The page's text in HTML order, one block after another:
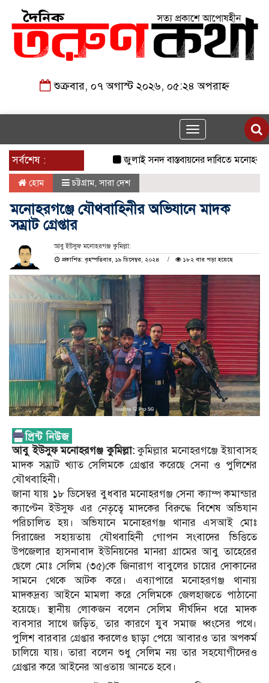
শুক্রবার, ০৭ অগাস্ট ২০২৬, ০৫:২৪ অপরাহ্ন
Toggle
navigation
সর্বশেষ :
জুলাই সনদ বাস্তবায়নের দাবিতে মনোহরগঞ্জে
হোম চট্টগ্রাম,সারা দেশ
মনোহরগঞ্জে যৌথবাহিনীর অভিযানে মাদক
সম্রাট গ্রেপ্তার
আবু ইউসুফ মনোহরগঞ্জ কুমিল্লা:
প্রকাশিত: বৃহস্পতিবার, ১৯ ডিসেম্বর, ২০২৪
১৮২ বার পড়া হয়েছে
আবু ইউসুফ মনোহরগঞ্জ কুমিল্লা:কুমিল্লার মনোহরগঞ্জে ইয়াবাসহ
মাদক সম্রাট খ্যাত সেলিমকে গ্রেপ্তার করেছে সেনা ও পুলিশের
যৌথবাহিনী।
জানা যায় ১৮ ডিসেম্বর বুধবার মনোহরগঞ্জ সেনা ক্যাম্প কমান্ডার
ক্যাপ্টেন ইউসুফ এর নেতৃত্বে মাদকের বিরুদ্ধে বিশেষ অভিযান
পরিচালিত হয়। অভিযানে মনোহরগঞ্জ থানার এসআই মোঃ
সিরাজের সহায়তায় যৌথবাহিনী গোপন সংবাদের ভিত্তিতে
উপজেলার হাসনাবাদ ইউনিয়নের মানরা গ্রামের আবু তাহেরের
ছেলে মোঃ সেলিম (৩৫)কে জিনারাগ বাবুলের চায়ের দোকানের
সামনে থেকে আটক করে। এব্যাপারে মনোহরগঞ্জ থানায়
মাদকদ্রব্য আইনে মামলা করে সেলিমকে জেলহাজতে পাঠানো
হয়েছে। স্থানীয় লোকজন বলেন সেলিম দীর্ঘদিন ধরে মাদক
ব্যবসার সাথে জড়িত, তার কারণে যুব সমাজ ধ্বংসের পথে।
পুলিশ বারবার গ্রেপ্তার করলেও ছাড়া পেয়ে আবারও তার অপকর্ম
চালিয়ে যায়। তারা বলেন শুধু সেলিম নয় তার সহযোগীদেরও
গ্রেপ্তার করে আইনের আওতায় আনতে হবে।